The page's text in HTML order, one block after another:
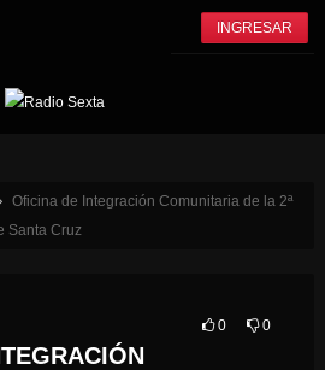
INGRESAR
Oficina de Integración Comunitaria de la 2ª
Santa Cruz
0 0